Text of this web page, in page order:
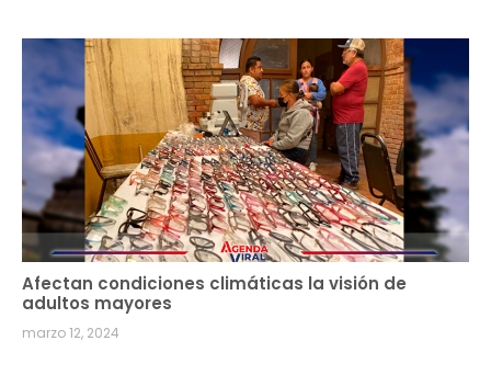
Afectan condiciones climáticas la visión de
adultos mayores
marzo 12, 2024